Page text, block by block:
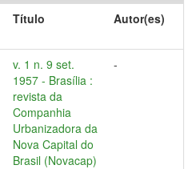
Título Autor(es)
v. 1 n. 9 set.
1957 - Brasília :
revista da
Companhia
Urbanizadora da
Nova Capital do
Brasil (Novacap)
-